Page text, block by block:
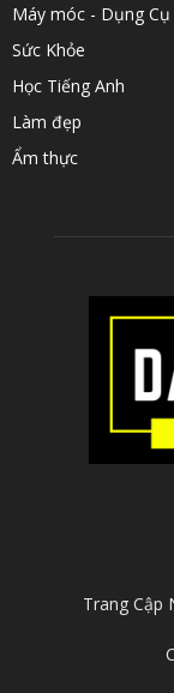
Máy móc - Dụng Cụ
Sức Khỏe
Học Tiếng Anh
Làm đẹp
Ẩm thực
Trang Cập